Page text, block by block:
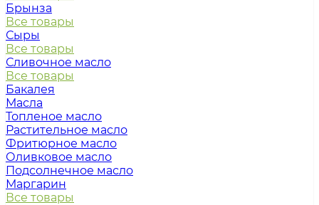
Брынза
Все товары
Сыры
Все товары
Сливочное масло
Все товары
Бакалея
Масла
Топленое масло
Растительное масло
Фритюрное масло
Оливковое масло
Подсолнечное масло
Маргарин
Все товары